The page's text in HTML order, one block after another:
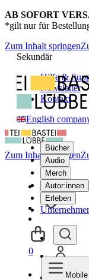
AB SOFORT
*gilt nur für
Zum Inhalt springen
Sekundär
Hilfe &
Newsletter
Kontakt
English
Bücher
Audio
Merch
Autor:innen
Erleben
Zum Inhalt springen
0